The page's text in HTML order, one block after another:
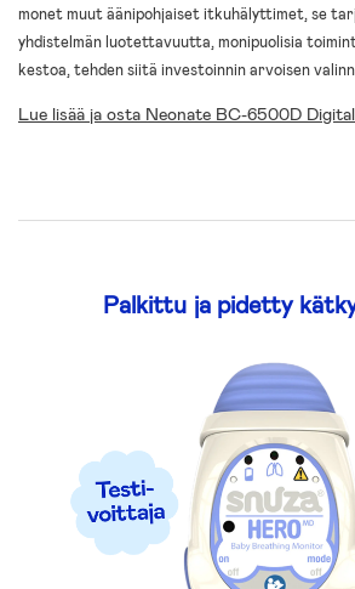
monet muut äänipohjaiset itkuhälyttimet, se
yhdistelmän luotettavuutta, monipuolisia
kestoa, tehden siitä investoinnin arvoisen
Lue lisää ja osta Neonate BC-6500D
Palkittu ja pidetty